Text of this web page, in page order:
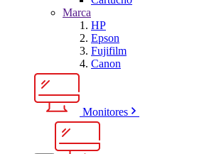
Marca
HP
Epson
Fujifilm
Canon
Monitores